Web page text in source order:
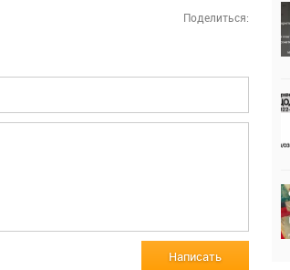
Поделиться:
Написать